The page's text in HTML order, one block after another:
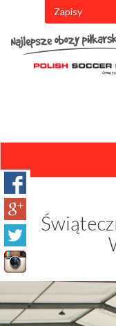
Zapisy